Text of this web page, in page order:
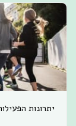
יתרונות